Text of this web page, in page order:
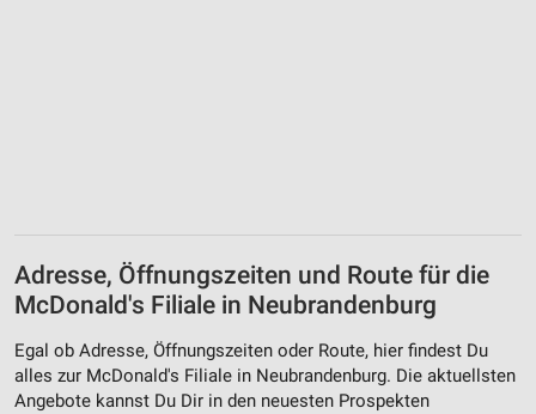
Adresse, Öffnungszeiten und Route für die
McDonald's Filiale in Neubrandenburg
Egal ob Adresse, Öffnungszeiten oder Route, hier findest Du
alles zur McDonald's Filiale in Neubrandenburg. Die aktuellsten
Angebote kannst Du Dir in den neuesten Prospekten